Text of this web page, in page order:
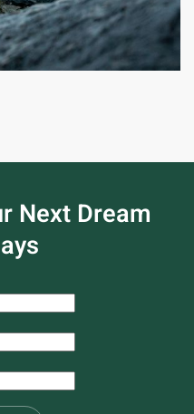
Next Dream